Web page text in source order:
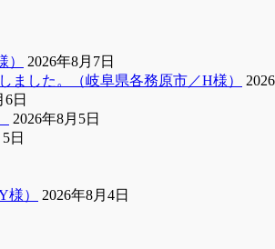
2026年8月7日
ました。（岐阜県各務原市／H様）
6日
2026年8月5日
日
）
2026年8月4日